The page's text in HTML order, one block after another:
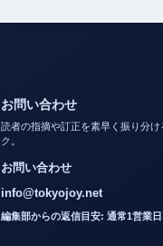
お問い合わせ
読者の指摘や訂正を素早く振り分
ク。
お問い合わせ
info@tokyojoy.net
編集部からの返信目安: 通常1営業日